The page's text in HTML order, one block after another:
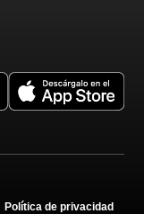
Política de privacidad